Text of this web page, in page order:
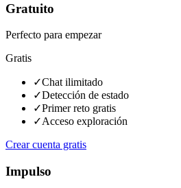
Gratuito
Perfecto para empezar
Gratis
✓Chat ilimitado
✓Detección de estado
✓Primer reto gratis
✓Acceso exploración
Crear cuenta gratis
Impulso